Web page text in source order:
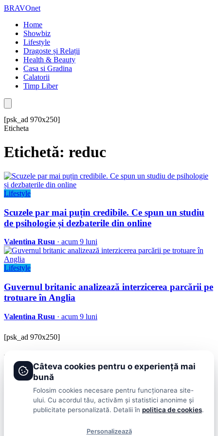
BRAVOnet
Home
Showbiz
Lifestyle
Dragoste și Relații
Health & Beauty
Casa si Gradina
Calatorii
Timp Liber
[psk_ad 970x250]
Eticheta
Etichetă: reduc
Lifestyle
Scuzele par mai puțin credibile. Ce spun un studiu
de psihologie și dezbaterile din online
Valentina Rusu · acum 9 luni
Lifestyle
Guvernul britanic analizează interzicerea parcării pe
trotuare în Anglia
Valentina Rusu · acum 9 luni
[psk_ad 970x250]
BRAVOnet
Showbiz, vedete si tot ce misca in lumea mondena
ShowbizPublicitateLifestyleHealth & BeautyCasa si Gradina
Câteva cookies pentru o experiență mai
bună
Folosim cookies necesare pentru funcționarea site-
ului. Cu acordul tău, activăm și statistici anonime și
publicitate personalizată. Detalii în politica de cookies.
Personalizează